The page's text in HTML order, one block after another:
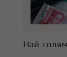
Най-